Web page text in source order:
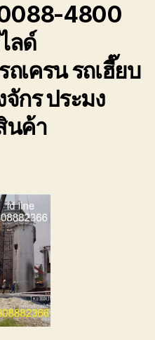
0088-4800
ลด์
เครน รถเฮี๊ยบ
กร ประมง
นค้า